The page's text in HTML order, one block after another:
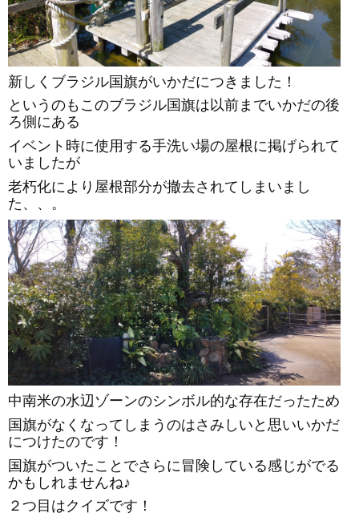
新しくブラジル国旗がいかだにつきました！
というのもこのブラジル国旗は以前までいかだの後
ろ側にある
イベント時に使用する手洗い場の屋根に掲げられて
いましたが
老朽化により屋根部分が撤去されてしまいまし
た、、。
中南米の水辺ゾーンのシンボル的な存在だったため
国旗がなくなってしまうのはさみしいと思いいかだ
につけたのです！
国旗がついたことでさらに冒険している感じがでる
かもしれませんね♪
２つ目はクイズです！